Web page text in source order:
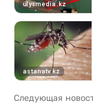
Следующая